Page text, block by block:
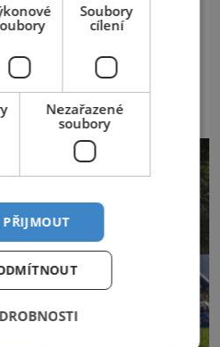
závod na Východní
jedinečného centra
Soubory
cílení
Nezařazené
soubory
PŘIJMOUT